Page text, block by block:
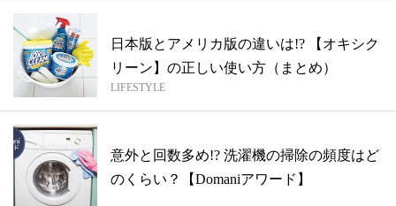
日本版とアメリカ版の違いは!? 【オキシク
リーン】の正しい使い方（まとめ）
LIFESTYLE
意外と回数多め!? 洗濯機の掃除の頻度はど
のくらい？【Domaniアワード】